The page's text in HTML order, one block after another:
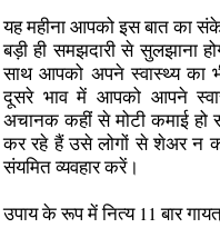
यह महीना आपको इस बात का
बड़ी ही समझदारी से सुलझाना
साथ आपको अपने स्वास्थ्य का
दूसरे भाव में आपको आपने
अचानक कहीं से मोटी कमाई
कर रहे हैं उसे लोगों से शेअर न करें
संयमित व्यवहार करें।
उपाय के रूप में नित्य 11 बार